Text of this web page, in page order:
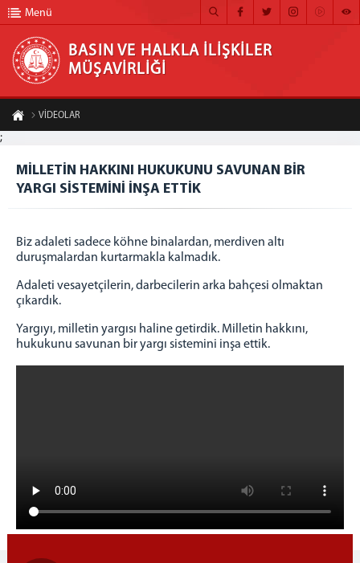
BASIN VE HALKLA İLİŞKİLER MÜŞAVİRLİĞİ
ANA SAYFA
MÜŞAVİRLİĞİMİZ
HABER ARŞİVİ
GÖRÜNTÜLÜ HABER
BÜLTEN
Menü
BASIN VE HALKLA İLİŞKİLER
MÜŞAVİRLİĞİ
VİDEOLAR
Paylaş
;
MİLLETİN HAKKINI HUKUKUNU SAVUNAN BİR
YARGI SİSTEMİNİ İNŞA ETTİK
Biz adaleti sadece köhne binalardan, merdiven altı
duruşmalardan kurtarmakla kalmadık.
Adaleti vesayetçilerin, darbecilerin arka bahçesi olmaktan
çıkardık.
Yargıyı, milletin yargısı haline getirdik. Milletin hakkını,
hukukunu savunan bir yargı sistemini inşa ettik.